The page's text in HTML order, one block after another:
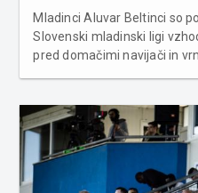
Mladinci Aluvar Beltinci so
Slovenski mladinski ligi
pred domačimi navijači in
so po uspešn...